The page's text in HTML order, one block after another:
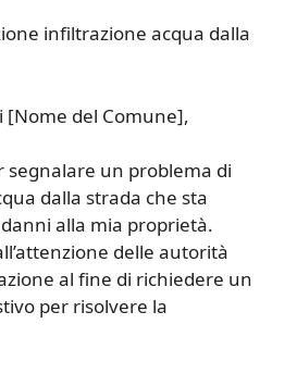
infiltrazione acqua dalla
[Nome del Comune],
segnalare un problema di
dalla strada che sta
alla mia proprietà.
delle autorità
al fine di richiedere un
per risolvere la